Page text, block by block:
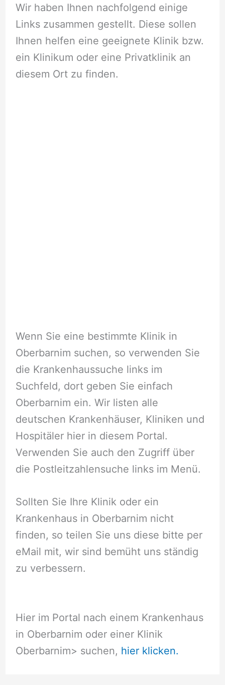
Wir haben Ihnen nachfolgend einige
Links zusammen gestellt. Diese sollen
Ihnen helfen eine geeignete Klinik bzw.
ein Klinikum oder eine Privatklinik an
diesem Ort zu finden.
Wenn Sie eine bestimmte Klinik in
Oberbarnim suchen, so verwenden Sie
die Krankenhaussuche links im
Suchfeld, dort geben Sie einfach
Oberbarnim ein. Wir listen alle
deutschen Krankenhäuser, Kliniken und
Hospitäler hier in diesem Portal.
Verwenden Sie auch den Zugriff über
die Postleitzahlensuche links im Menü.
Sollten Sie Ihre Klinik oder ein
Krankenhaus in Oberbarnim nicht
finden, so teilen Sie uns diese bitte per
eMail mit, wir sind bemüht uns ständig
zu verbessern.
Hier im Portal nach einem Krankenhaus
in Oberbarnim oder einer Klinik
Oberbarnim> suchen, hier klicken.